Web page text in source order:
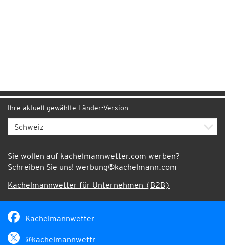
Ihre aktuell gewählte Länder-Version
Sie wollen auf kachelmannwetter.com werben?
Schreiben Sie uns! werbung@kachelmann.com
Kachelmannwetter für Unternehmen (B2B)
Kachelmannwetter
@kachelmannwettr